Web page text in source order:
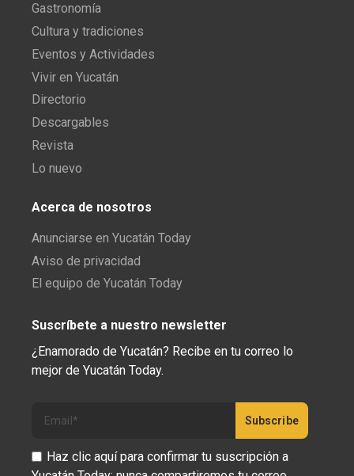
Gastronomía
Cultura y tradiciones
Eventos y Actividades
Vivir en Yucatán
Directorio
Descargables
Revista
Lo nuevo
Acerca de nosotros
Anunciarse en Yucatán Today
Aviso de privacidad
El equipo de Yucatán Today
Suscríbete a nuestro newsletter
¿Enamorado de Yucatán? Recibe en tu correo lo
mejor de Yucatán Today.
Haz clic aquí para confirmar tu suscripción a